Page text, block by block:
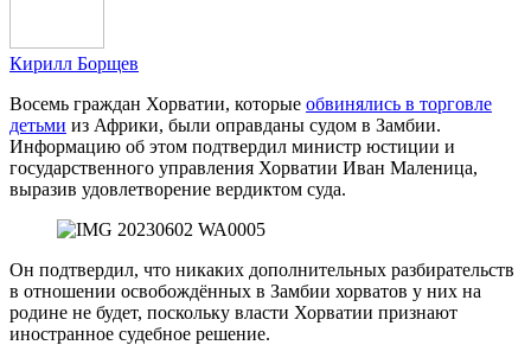
Кирилл Борщев
Восемь граждан Хорватии, которые обвинялись в торговле
детьми из Африки, были оправданы судом в Замбии.
Информацию об этом подтвердил министр юстиции и
государственного управления Хорватии Иван Маленица,
выразив удовлетворение вердиктом суда.
Он подтвердил, что никаких дополнительных разбирательств
в отношении освобождённых в Замбии хорватов у них на
родине не будет, поскольку власти Хорватии признают
иностранное судебное решение.